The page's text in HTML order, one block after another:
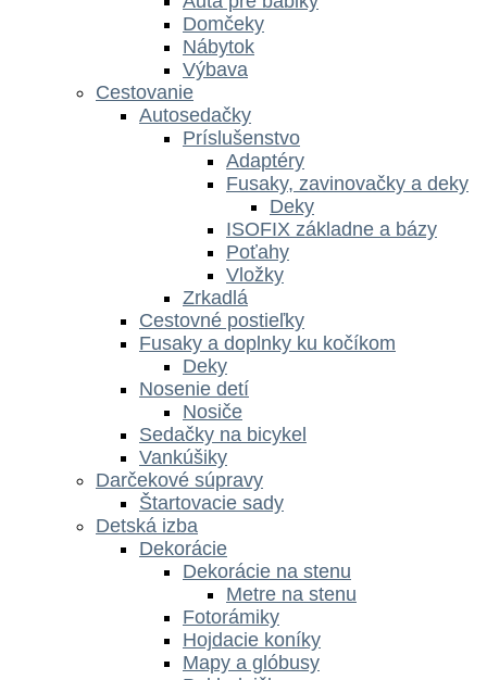
Domčeky
Nábytok
Výbava
Cestovanie
Autosedačky
Príslušenstvo
Adaptéry
Fusaky, zavinovačky a deky
Deky
ISOFIX základne a bázy
Poťahy
Vložky
Zrkadlá
Cestovné postieľky
Fusaky a doplnky ku kočíkom
Deky
Nosenie detí
Nosiče
Sedačky na bicykel
Vankúšiky
Darčekové súpravy
Štartovacie sady
Detská izba
Dekorácie
Dekorácie na stenu
Metre na stenu
Fotorámiky
Hojdacie koníky
Mapy a glóbusy